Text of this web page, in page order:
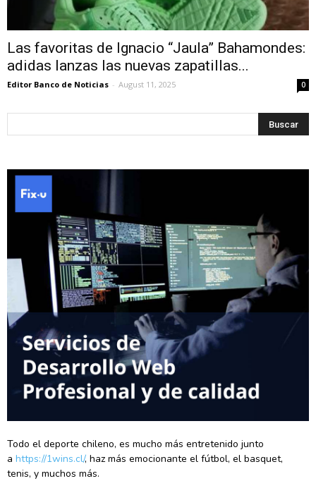
Las favoritas de Ignacio “Jaula” Bahamondes:
adidas lanzas las nuevas zapatillas...
Editor Banco de Noticias - August 11, 2025 0
Todo el deporte chileno, es mucho más entretenido junto
a https://1wins.cl/, haz más emocionante el fútbol, el basquet,
tenis, y muchos más.